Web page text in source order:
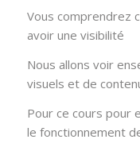
Vous comprendrez
avoir une visibilité
Nous allons voir
visuels et de
Pour ce cours pour
le fonctionnement